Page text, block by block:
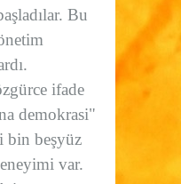
Bu
ifade
demokrasi"
bin beşyüz
var.